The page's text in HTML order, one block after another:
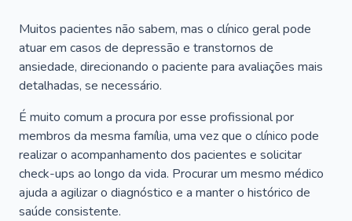
Muitos pacientes não sabem, mas o clínico geral pode
atuar em casos de depressão e transtornos de
ansiedade, direcionando o paciente para avaliações mais
detalhadas, se necessário.
É muito comum a procura por esse profissional por
membros da mesma família, uma vez que o clínico pode
realizar o acompanhamento dos pacientes e solicitar
check-ups ao longo da vida. Procurar um mesmo médico
ajuda a agilizar o diagnóstico e a manter o histórico de
saúde consistente.